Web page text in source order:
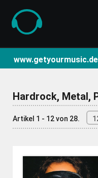
www.getyourmusic.de
Hardrock, Metal,
Artikel 1 - 12 von 28.